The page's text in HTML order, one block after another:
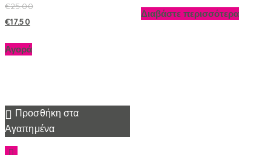
€25.00
€17.50
Αγορά
Διαβάστε περισσότερα
Προσθήκη στα
Αγαπημένα